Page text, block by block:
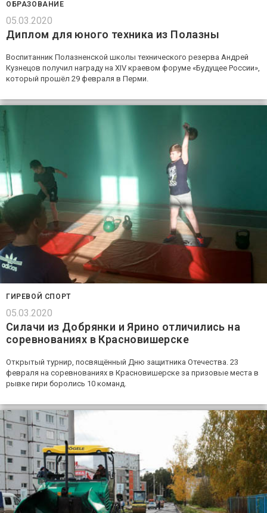
ОБРАЗОВАНИЕ
05.03.2020
Диплом для юного техника из Полазны
Воспитанник Полазненской школы технического резерва Андрей
Кузнецов получил награду на XIV краевом форуме «Будущее России»,
который прошёл 29 февраля в Перми.
ГИРЕВОЙ СПОРТ
05.03.2020
Силачи из Добрянки и Ярино отличились на
соревнованиях в Красновишерске
Открытый турнир, посвящённый Дню защитника Отечества. 23
февраля на соревнованиях в Красновишерске за призовые места в
рывке гири боролись 10 команд.